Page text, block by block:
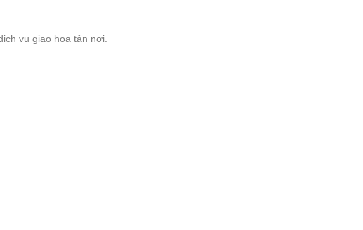
vụ giao hoa tận nơi.